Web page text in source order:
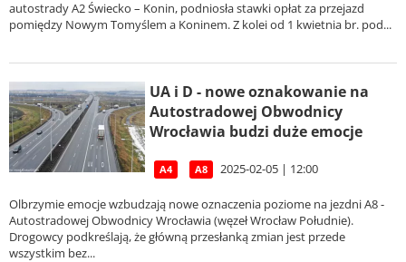
autostrady A2 Świecko – Konin, podniosła stawki opłat za przejazd
pomiędzy Nowym Tomyślem a Koninem. Z kolei od 1 kwietnia br. pod...
UA i D - nowe oznakowanie na
Autostradowej Obwodnicy
Wrocławia budzi duże emocje
A4 A8 2025-02-05 | 12:00
Olbrzymie emocje wzbudzają nowe oznaczenia poziome na jezdni A8 -
Autostradowej Obwodnicy Wrocławia (węzeł Wrocław Południe).
Drogowcy podkreślają, że główną przesłanką zmian jest przede
wszystkim bez...